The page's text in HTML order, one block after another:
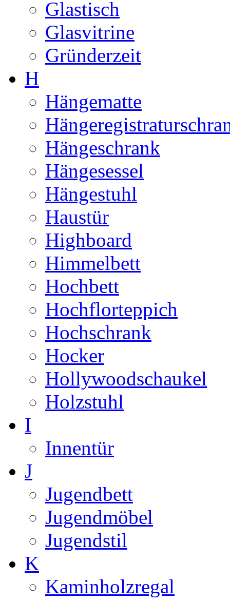
Glastisch
Glasvitrine
Gründerzeit
H
Hängematte
Hängeschrank
Hängesessel
Hängestuhl
Haustür
Highboard
Himmelbett
Hochbett
Hochflorteppich
Hochschrank
Hocker
Hollywoodschaukel
Holzstuhl
I
Innentür
J
Jugendbett
Jugendmöbel
Jugendstil
K
Kaminholzregal